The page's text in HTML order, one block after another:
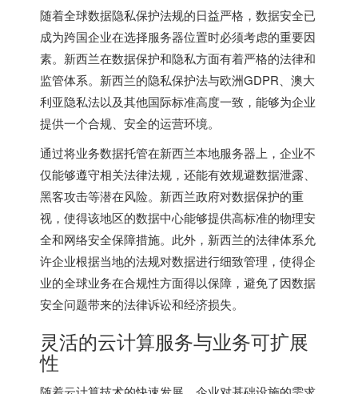
随着全球数据隐私保护法规的日益严格，数据安全已
成为跨国企业在选择服务器位置时必须考虑的重要因
素。新西兰在数据保护和隐私方面有着严格的法律和
监管体系。新西兰的隐私保护法与欧洲GDPR、澳大
利亚隐私法以及其他国际标准高度一致，能够为企业
提供一个合规、安全的运营环境。
通过将业务数据托管在新西兰本地服务器上，企业不
仅能够遵守相关法律法规，还能有效规避数据泄露、
黑客攻击等潜在风险。新西兰政府对数据保护的重
视，使得该地区的数据中心能够提供高标准的物理安
全和网络安全保障措施。此外，新西兰的法律体系允
许企业根据当地的法规对数据进行细致管理，使得企
业的全球业务在合规性方面得以保障，避免了因数据
安全问题带来的法律诉讼和经济损失。
灵活的云计算服务与业务可扩展
性